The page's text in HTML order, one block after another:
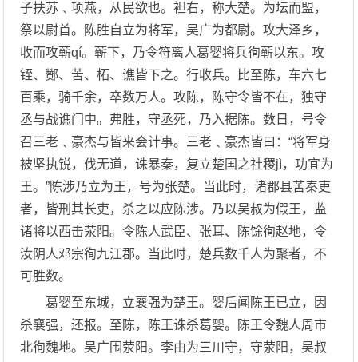
子扶苏﹑项燕，从民欲也。袒右，称大楚。为坛而盟，
祭以尉首。陈胜自立为将军，吴广为都尉。攻大泽乡，
收而攻蕲qí。蕲下，乃令符离人葛婴将兵徇蕲以东。攻
铚、酂、苦、柘、谯皆下之。行收兵。比至陈，车六七
百乘，骑千余，卒数万人。攻陈，陈守令皆不在，独守
丞与战谯门中。弗胜，守丞死，乃入据陈。数日，号令
召三老﹑豪杰与皆来会计事。三老﹑豪杰皆曰：“将军身
被坚执锐，伐无道，诛暴秦，复立楚国之社稷jì，功宜为
王。”陈涉乃立为王，号为张楚。当此时，诸郡县苦秦吏
者，皆刑其长吏，杀之以应陈涉。乃以吴叔为假王，监
诸将以西击荥阳。令陈人武臣、张耳、陈馀徇赵地，令
汝阴人邓宗徇九江郡。当此时，楚兵数千人为聚者，不
可胜数。
葛婴至东城，立襄强为楚王。婴后闻陈王已立，因
杀襄强，还报。至陈，陈王诛杀葛婴。陈王令魏人周市
北徇魏地。吴广围荥阳。李由为三川守，守荥阳，吴叔